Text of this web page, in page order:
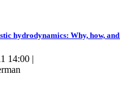
hydrodynamics: Why, how,
14:00 |